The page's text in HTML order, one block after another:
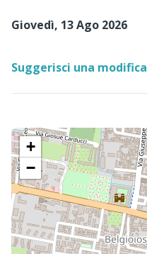
Giovedì, 13 Ago 2026
Suggerisci una modifica
+
−